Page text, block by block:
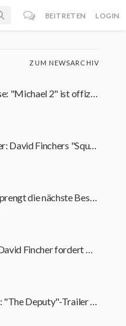
BEITRETEN LOGIN
ZUM NEWSARCHIV
Milliarden-Hit wird zum Franchise: "Michael 2" ist offiziell in Arbeit – erster Zeitplan steht
Netflix zieht offenbar den Stecker: David Finchers "Squid Game"-Projekt steht vor dem Aus
"Spider-Man: Brand New Day" sprengt die nächste Bestmarke: Diesen Kino-Rekord schaffte zuvor kein Film
Tarantino-Spin-off unter Druck: David Fincher fordert Nachdrehs für 200-Millionen-Dollar-Film
Eine Leiche verschwindet spurlos: "The Deputy"-Trailer führt in einen Sumpf aus Korruption und Verbrechen